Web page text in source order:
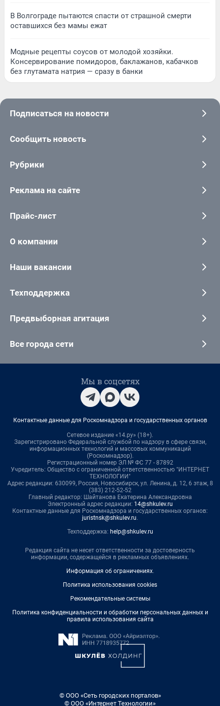
В Волгограде пытаются спасти от страшной смерти
оставшихся без мамы ежат
Модные рецепты соусов от молодой хозяйки.
Консервирование помидоров, баклажанов, кабачков
без глутамата натрия — сразу в банки
Подписаться на новости
Сообщить новость
Рубрики
Реклама на сайте
Прайс-лист
О компании
Наши вакансии
Техподдержка
Предвыборная агитация
Все города сети
Мы в соцсетях
Контактные данные для Роскомнадзора и государственных органов
Сетевое издание «14.ру» (18+).
Зарегистрировано Федеральной службой по надзору в сфере связи,
информационных технологий и массовых коммуникаций
(Роскомнадзор).
Регистрационный номер ЭЛ № ФС 77 - 87892
Учредитель: Общество с ограниченной ответственностью "ИНТЕРНЕТ
ТЕХНОЛОГИИ"
Адрес редакции: 630099, Россия, Новосибирск, ул. Ленина, д. 12, 6 этаж, 8
(383) 212-52-52
Главный редактор: Шайтанова Екатерина Александровна
Электронный адрес редакции: 14@shkulev.ru
Контактные данные для Роскомнадзора и государственных органов:
juristnsk@shkulev.ru.
Техподдержка: help@shkulev.ru
Редакция сайта не несет ответственности за достоверность
информации, содержащейся в рекламных объявлениях.
Информация об ограничениях.
Политика использования cookies
Рекомендательные системы
Политика конфиденциальности и обработки персональных данных и
правила использования сайта
© ООО «Сеть городских порталов»
© ООО «Интернет Технологии»